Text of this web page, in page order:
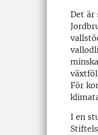
Det är
För
I en